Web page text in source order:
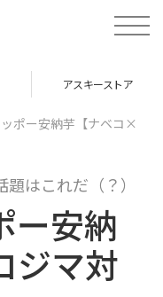
t
o
e
v
アスキーストア
ポー安納芋【ナベコ×
はこれだ（？）
ー安納
ジマ対